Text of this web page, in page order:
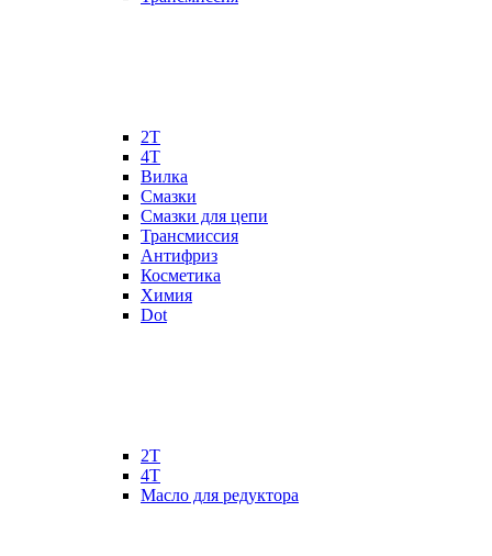
2Т
4Т
Вилка
Смазки
Смазки для цепи
Трансмиссия
Антифриз
Косметика
Химия
Dot
2Т
4Т
Масло для редуктора